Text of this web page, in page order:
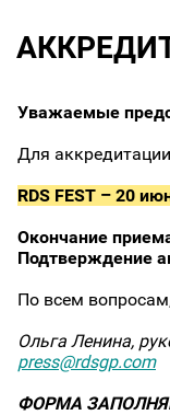
Уважаемые
Для
RDS FEST – 20
Окончание
Подтверждение
По всем
Ольга Ленина,
press@rdsgp.com
ФОРМА